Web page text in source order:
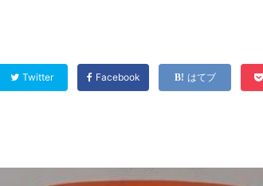
Twitter Facebook はてブ